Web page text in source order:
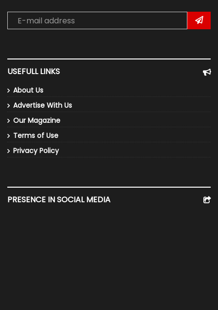
USEFULL LINKS
About Us
Advertise With Us
Our Magazine
Terms of Use
Privacy Policy
PRESENCE IN SOCIAL MEDIA